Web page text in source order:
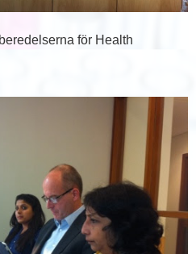
för Health